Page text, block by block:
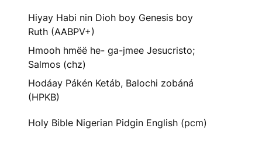
Hiyay Habi nin Dioh boy Genesis boy
Ruth (AABPV+)
Hmooh hmëë he- ga-jmee Jesucristo;
Salmos (chz)
Hodáay Pákén Ketáb, Balochi zobáná
(HPKB)
Holy Bible Nigerian Pidgin English (pcm)